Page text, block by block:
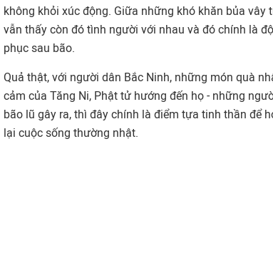
không khỏi xúc động. Giữa những khó khăn bủa vây
vẫn thấy còn đó tình người với nhau và đó chính là
phục sau bão.
Quả thật, với người dân Bắc Ninh, những món quà
cảm của Tăng Ni, Phật tử hướng đến họ - những
bão lũ gây ra, thì đây chính là điểm tựa tinh thần để
lại cuộc sống thường nhật.